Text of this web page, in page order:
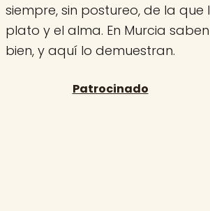
siempre, sin postureo, de la que
plato y el alma. En Murcia
bien, y aquí lo demuestran.